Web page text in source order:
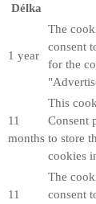
Délka
1 year
The
consent
for the
11
months
This
Consent
to store
cookies
11
The
consent